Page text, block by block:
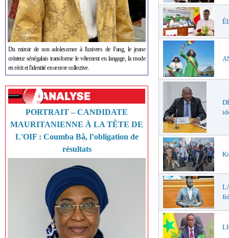
Du miroir de son adolescence à l'univers de Fang, le jeune
créateur sénégalais transforme le vêtement en langage, la mode
en récit et l'identité en œuvre collective.
PORTRAIT – CANDIDATE
MAURITANIENNE À LA TÊTE DE
L'OIF : Coumba Bâ, l’obligation de
résultats